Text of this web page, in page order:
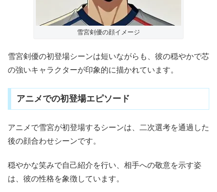
雪宮剣優の顔イメージ
雪宮剣優の初登場シーンは短いながらも、彼の穏やかで芯
の強いキャラクターが印象的に描かれています。
アニメでの初登場エピソード
アニメで雪宮が初登場するシーンは、二次選考を通過した
後の顔合わせシーンです。
穏やかな笑みで自己紹介を行い、相手への敬意を示す姿
は、彼の性格を象徴しています。